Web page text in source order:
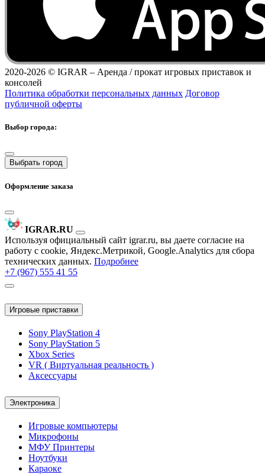
2020-2026 © IGRAR – Аренда / прокат игровых приставок и
консолей
Политика обработки персональных данных Договор
публичной оферты
Выбор города:
Выбрать город
Оформление заказа
IGRAR.RU
Используя официальный сайт igrar.ru, вы даете согласие на
работу с cookie, Яндекс.Метрикой, Google.Analytics для сбора
технических данных. Подробнее
+7 (967) 555 41 55
Игровые приставки
Sony PlayStation 4
Sony PlayStation 5
Xbox Series
VR ( Виртуальная реальность )
Аксессуары
Электроника
Игровые компьютеры
Микрофоны
МФУ Принтеры
Ноутбуки
Караоке